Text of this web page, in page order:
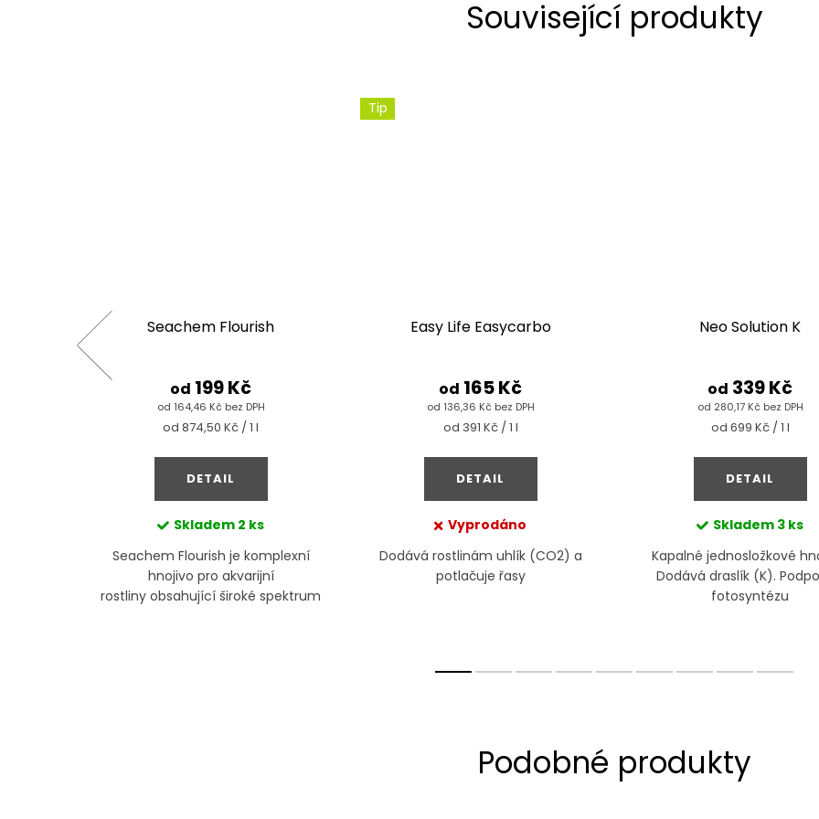
Související produkty
Seachem Flourish
od 164,46 Kč bez DPH
od 199 Kč
Měrná
od 874,50 Kč / 1 l
DETAIL
Skladem 2 ks
Seachem Flourish je komplexní
hnojivo pro akvarijní
rostliny obsahující široké spektrum
Tip
Easy Life Easycarbo
od 136,36 Kč bez DPH
od 165 Kč
Měrná
od 391 Kč / 1 l
DETAIL
Vyprodáno
Dodává rostlinám uhlík (CO2) a
potlačuje řasy
Neo Solution K
od 280,17 Kč bez DPH
od 339 Kč
Měrná
od 699 Kč / 1 l
DETAIL
Skladem 3 ks
Kapalné jednosložkové
Dodává draslík (K).
fotosyntézu